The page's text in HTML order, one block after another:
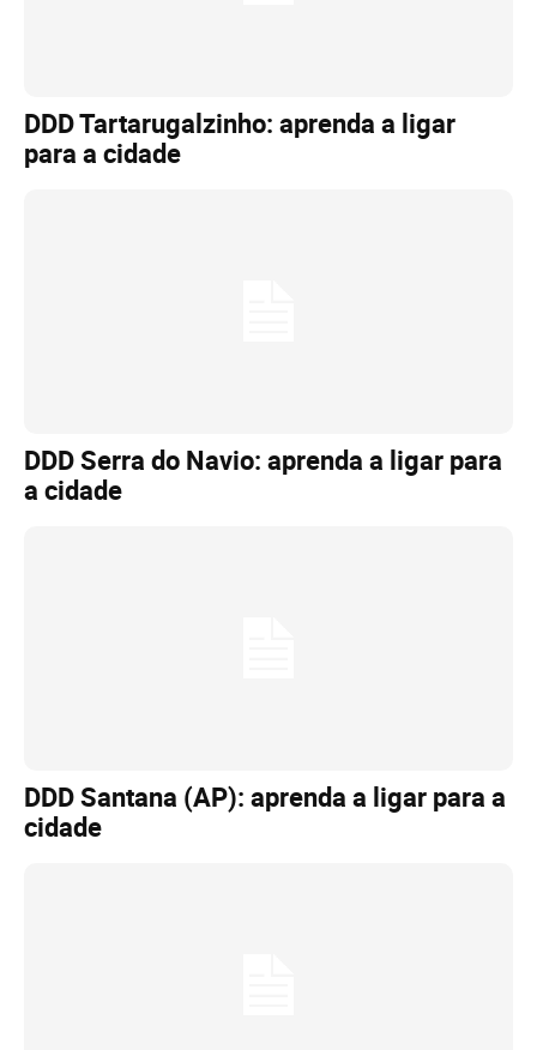
DDD Tartarugalzinho: aprenda a ligar
para a cidade
DDD Serra do Navio: aprenda a ligar para
a cidade
DDD Santana (AP): aprenda a ligar para a
cidade